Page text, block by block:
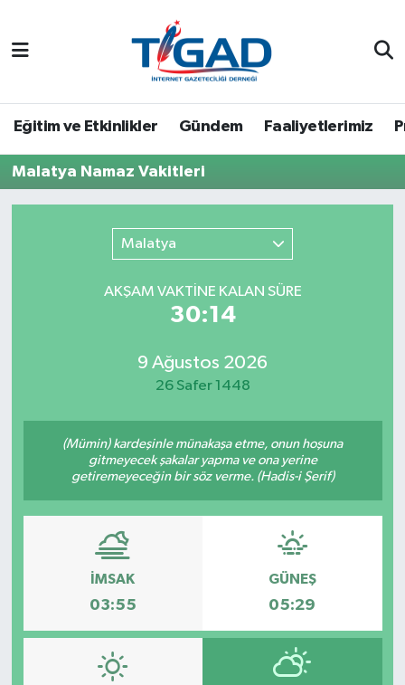
Eğitim ve Etkinlikler Gündem Faaliyetlerimiz
Malatya Namaz Vakitleri
Malatya
AKŞAM VAKTİNE KALAN SÜRE
30:14
9 Ağustos 2026
26 Safer 1448
(Mümin) kardeşinle münakaşa etme, onun hoşuna
gitmeyecek şakalar yapma ve ona yerine
getiremeyeceğin bir söz verme. (Hadis-i Şerif)
İMSAK
03:55
GÜNEŞ
05:29
Nöbetçi Eczaneler
Trafik Durumu
Puan Durumu ve Fikstür
Tüm Manşetler